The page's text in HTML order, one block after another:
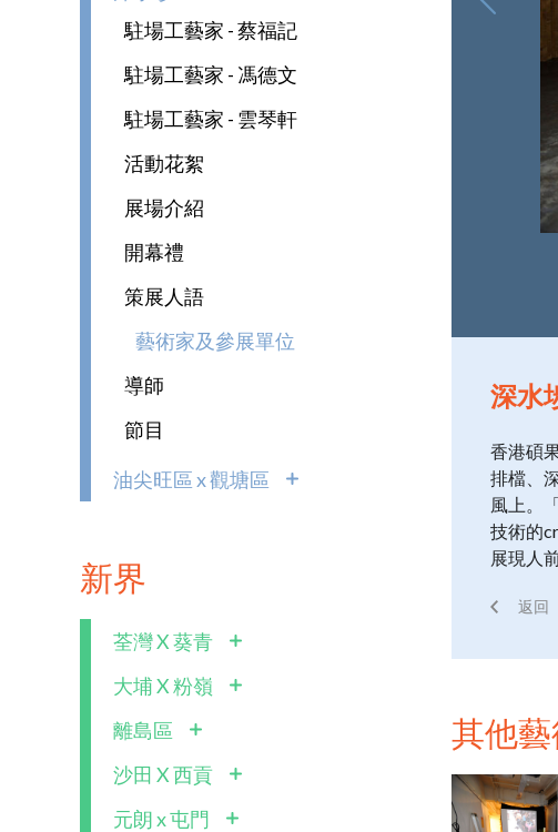
駐場工藝家 - 蔡福記
駐場工藝家 - 馮德文
駐場工藝家 - 雲琴軒
活動花絮
展場介紹
開幕禮
策展人語
藝術家及參展單位
導師
節目
油尖旺區 x 觀塘區
新界
荃灣 X 葵青
大埔 X 粉嶺
離島區
沙田 X 西貢
元朗 x 屯門
深水
香港碩
排檔、
風上。
技術的
展現人前
返回
其他